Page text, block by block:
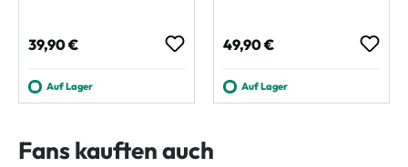
Regulärer Preis:
39,90 €
Auf Lager
Regulärer Preis:
49,90 €
Auf Lager
Fans kauften auch